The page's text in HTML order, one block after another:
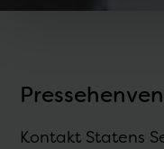
Kontakt Statens